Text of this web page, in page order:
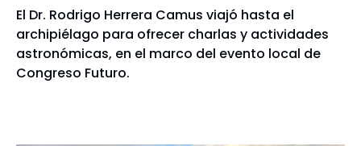
El Dr. Rodrigo Herrera Camus viajó hasta el
archipiélago para ofrecer charlas y actividades
astronómicas, en el marco del evento local de
Congreso Futuro.